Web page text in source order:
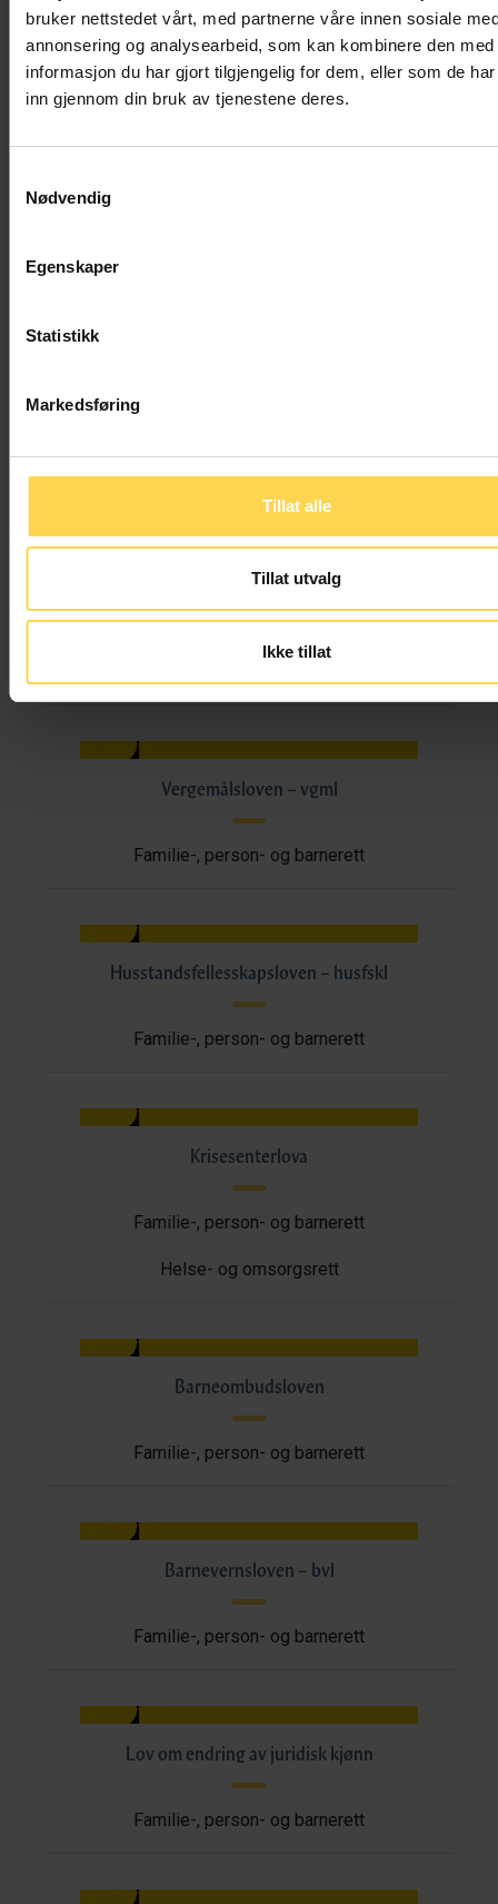
bruker nettstedet vårt, med partnerne våre innen sosiale
annonsering og analysearbeid, som kan kombinere den med
informasjon du har gjort tilgjengelig for dem, eller som de
inn gjennom din bruk av tjenestene deres.
Nødvendig
Egenskaper
Statistikk
Markedsføring
Tillat alle
Tillat utvalg
Ikke tillat
Kontantstøtteloven
Diskrimineringsombudsloven – diskrol
Arbeidsrett
Internasjonal rett
Familie-, person- og barnerett
Vergemålsloven – vgml
Familie-, person- og barnerett
Husstandsfellesskapsloven – husfskl
Familie-, person- og barnerett
Krisesenterlova
Familie-, person- og barnerett
Helse- og omsorgsrett
Barneombudsloven
Familie-, person- og barnerett
Barnevernsloven – bvl
Familie-, person- og barnerett
Lov om endring av juridisk kjønn
Familie-, person- og barnerett